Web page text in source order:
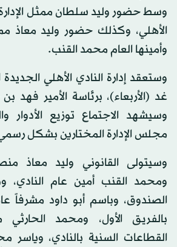
وسط حضور وليد سلطان ممثل الإدارة
الأهلي، وكذلك حضور وليد معاذ
وأمينها العام محمد القنب.
وستعقد إدارة النادي الأهلي
غد (الأربعاء)، برئاسة الأمير فهد بن
وسيشهد الاجتماع توزيع الأدوار
مجلس الإدارة المختارين بشكل
وسيتولى القانوني وليد معاذ
ومحمد القنب أمين عام
الصندوق، وباسم أبو داود مشرفاً
بالفريق الأول، ومحمد
القطاعات السنية بالنادي،